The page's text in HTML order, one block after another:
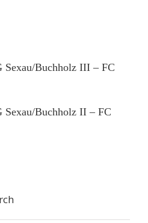
Sexau/Buchholz III – FC
Sexau/Buchholz II – FC